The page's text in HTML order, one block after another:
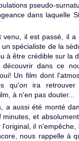
pseudo-
dans laquelle
il est passé, il
spécialiste de la
à être crédible sur la
dans ce
Un film dont
qu'on ira retrouver
à n'en pas douter...
a aussi été monté
et
il
nous rappelle à